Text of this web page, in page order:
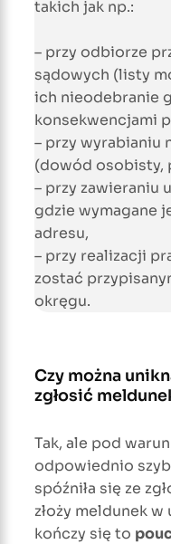
takich jak np.:
– przy odbiorze
sądowych (listy
ich nieodebranie
konsekwencjami
– przy wyrabianiu
(dowód osobisty,
– przy zawieraniu
gdzie wymagane
adresu,
– przy realizacji
zostać
okręgu.
Czy można
zgłosić
Tak, ale pod
odpowiednio
spóźniła się ze
złoży meldunek
kończy się to